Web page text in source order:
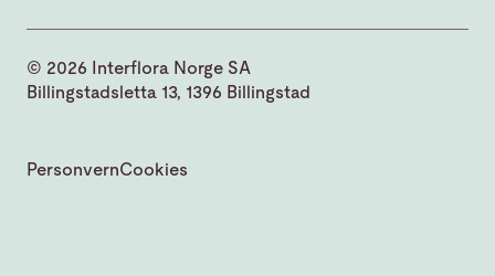
© 2026 Interflora Norge SA
Billingstadsletta 13, 1396 Billingstad
PersonvernCookies